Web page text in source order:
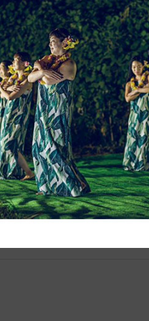
ラージダッフルバッグ
キャリングバッグMサイズ